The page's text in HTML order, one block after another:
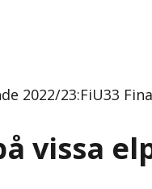
2022/23:FiU33
vissa